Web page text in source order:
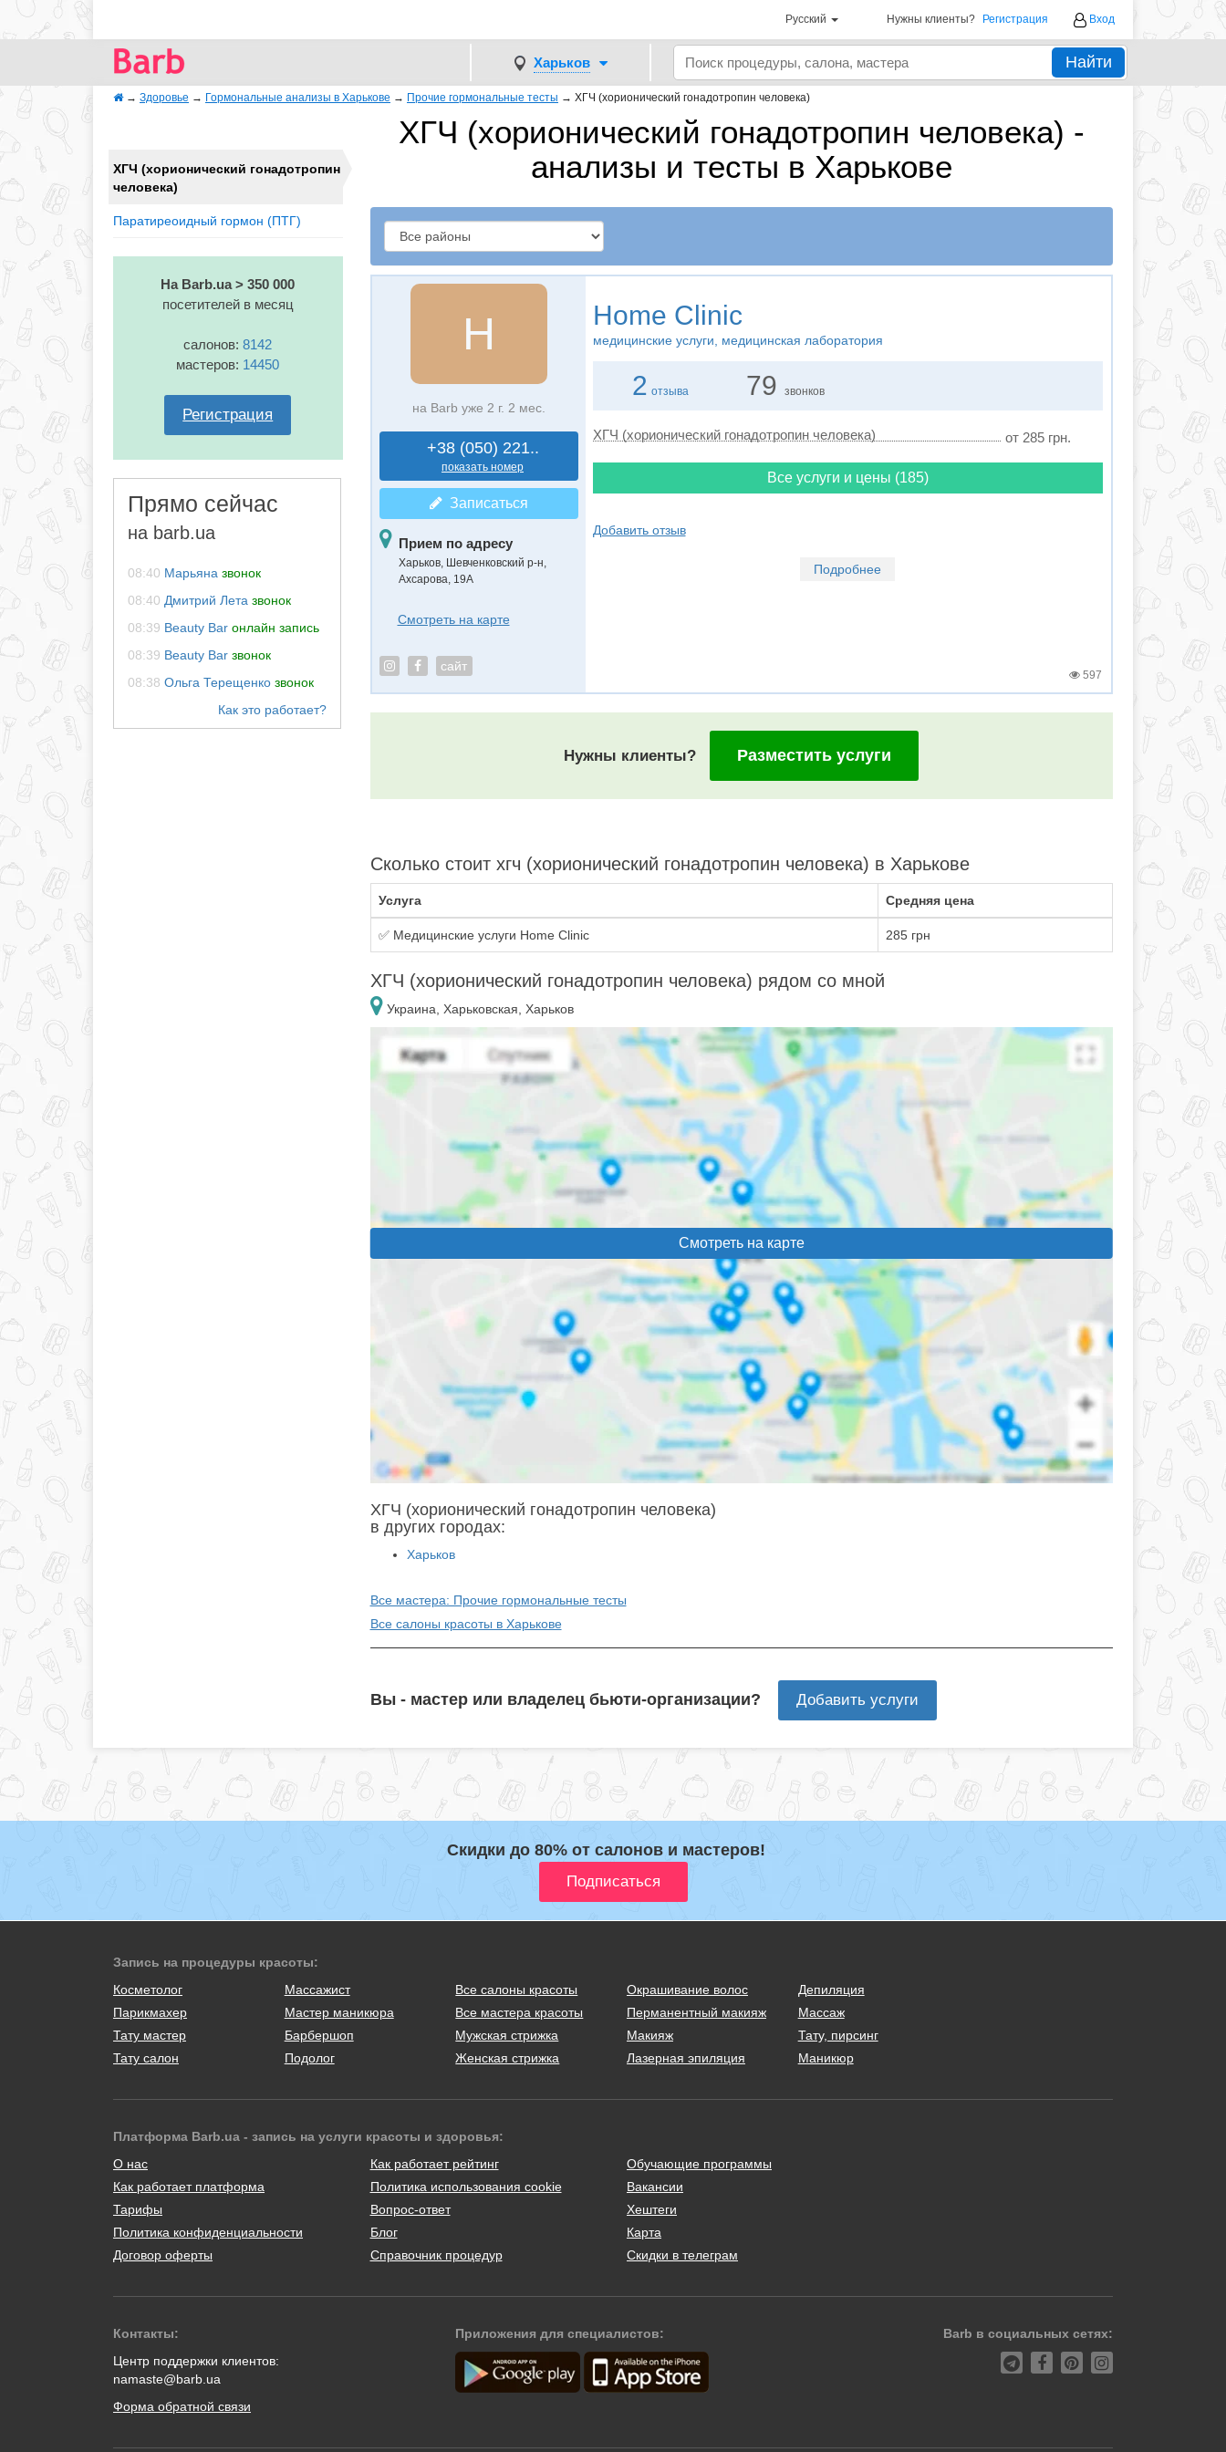
Русский Нужны клиенты? Регистрация Вход
Харьков Найти
→ Здоровье → Гормональные анализы в Харькове → Прочие гормональные тесты → ХГЧ (хорионический гонадотропин человека)
ХГЧ (хорионический гонадотропин человека) -
анализы и тесты в Харькове
ХГЧ (хорионический гонадотропин
человека)
Паратиреоидный гормон (ПТГ)
На Barb.ua > 350 000
посетителей в месяц
салонов:8142
мастеров: 14450
Регистрация
Прямо сейчас
на barb.ua
08:40 Марьяна звонок
08:40 Дмитрий Лета звонок
08:39 Beauty Bar онлайн запись
08:39 Beauty Bar звонок
08:38 Ольга Терещенко звонок
H
на Barb уже 2 г. 2 мес.
+38 (050) 221..
показать номер
Записаться
Прием по адресу
Харьков, Шевченковский р-н,
Ахсарова, 19А
Смотреть на карте
сайт
Home Clinic
медицинские услуги, медицинская лаборатория
2 отзыва 79 звонков
ХГЧ (хорионический гонадотропин человека) от 285 грн.
Все услуги и цены (185)
Добавить отзыв
Подробнее
597
Нужны клиенты? Разместить услуги
Сколько стоит хгч (хорионический гонадотропин человека) в Харькове
Услуга Средняя цена
✅ Медицинские услуги Home Clinic 285 грн
ХГЧ (хорионический гонадотропин человека) рядом со мной
Украина, Харьковская, Харьков
Смотреть на карте
ХГЧ (хорионический гонадотропин человека)
в других городах:
Харьков
Все мастера: Прочие гормональные тесты
Все салоны красоты в Харькове
Вы - мастер или владелец бьюти-организации? Добавить услуги
Скидки до 80% от салонов и мастеров!
Запись на процедуры красоты:
Косметолог
Массажист
Парикмахер
Мастер маникюра
Тату мастер
Барбершоп
Тату салон
Подолог
Все салоны красоты
Все мастера красоты
Мужская стрижка
Женская стрижка
Окрашивание волос
Перманентный макияж
Макияж
Лазерная эпиляция
Депиляция
Массаж
Тату, пирсинг
Маникюр
Платформа Barb.ua - запись на услуги красоты и здоровья:
О нас
Как работает платформа
Тарифы
Политика конфиденциальности
Договор оферты
Как работает рейтинг
Политика использования cookie
Вопрос-ответ
Блог
Справочник процедур
Обучающие программы
Вакансии
Хештеги
Карта
Скидки в телеграм
Контакты:
Центр поддержки клиентов:
namaste@barb.ua
Форма обратной связи
Приложения для специалистов: Barb в социальных сетях: